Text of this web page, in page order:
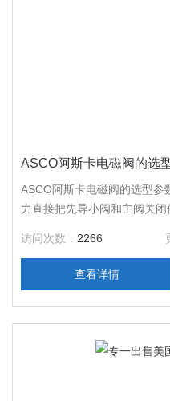
ASCO阿斯卡电磁阀的选
ASCO阿斯卡电磁阀的选型
力直接把先导小阀和主阀关闭
压力上升，上腔压力下降，
时，先导阀利用弹簧力或介
访问次数： 2266
查看详情